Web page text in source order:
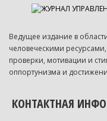
Ведущее издание в
человеческими
проверки, мотивации и
оппортунизма и
КОНТАКТНАЯ